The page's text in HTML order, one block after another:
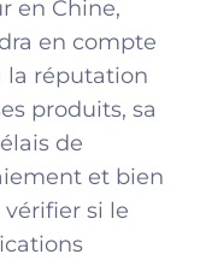
en Chine,
en compte
la réputation
produits, sa
de
et bien
si le